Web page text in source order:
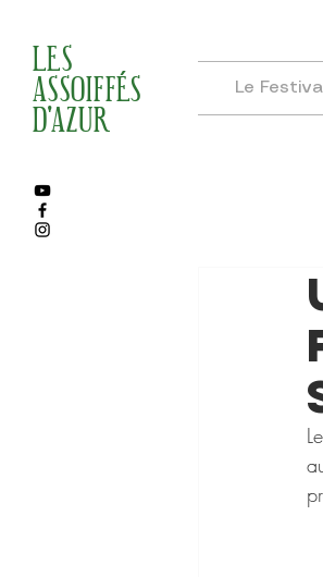
LES
ASSOIFFÉS
D'AZUR
Le Festival